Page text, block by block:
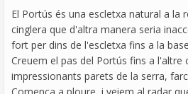
El Portús és una escletxa natural a la
cinglera que d'altra manera seria
fort per dins de l'escletxa fins a la
Creuem el pas del Portús fins a
impressionants parets de la serra,